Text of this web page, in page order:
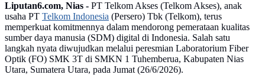
Liputan6.com, Nias - PT Telkom Akses (Telkom Akses), anak
usaha PT Telkom Indonesia (Persero) Tbk (Telkom), terus
memperkuat komitmennya dalam mendorong pemerataan kualitas
sumber daya manusia (SDM) digital di Indonesia. Salah satu
langkah nyata diwujudkan melalui peresmian Laboratorium Fiber
Optik (FO) SMK 3T di SMKN 1 Tuhemberua, Kabupaten Nias
Utara, Sumatera Utara, pada Jumat (26/6/2026).